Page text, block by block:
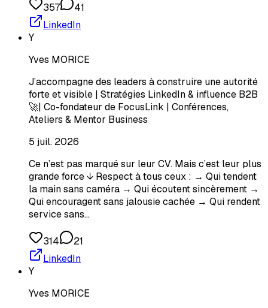
357
41
LinkedIn
Y
Yves MORICE
J’accompagne des leaders à construire une autorité
forte et visible | Stratégies LinkedIn & influence B2B
🚀| Co-fondateur de FocusLink | Conférences,
Ateliers & Mentor Business
5 juil. 2026
Ce n’est pas marqué sur leur CV. Mais c’est leur plus
grande force ↓ Respect à tous ceux : → Qui tendent
la main sans caméra → Qui écoutent sincèrement →
Qui encouragent sans jalousie cachée → Qui rendent
service sans…
314
21
LinkedIn
Y
Yves MORICE